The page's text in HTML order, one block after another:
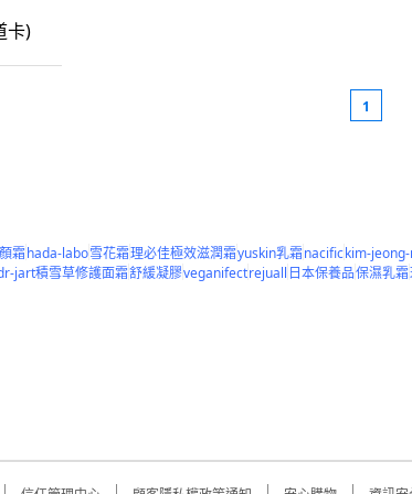
1
霜hada-labo雪花霜理必佳極效滋潤霜yuskin乳霜nacifickim-
jart積雪草修護面霜舒緩凝膠veganifectrejuall 日本保養品保濕乳霜